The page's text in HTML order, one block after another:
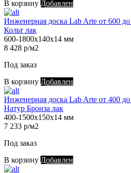
В корзину Добавлен
Инженерная доска Lab Arte от 600
Кольт лак
600-1800х140х14 мм
8 428 р/м2
Под заказ
В корзину Добавлен
Инженерная доска Lab Arte от 400
Натур Бронза лак
400-1500х150х14 мм
7 233 р/м2
Под заказ
В корзину Добавлен